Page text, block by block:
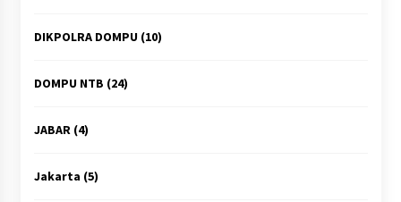
DIKPOLRA DOMPU(10)
DOMPU NTB (24)
JABAR(4)
Jakarta (5)